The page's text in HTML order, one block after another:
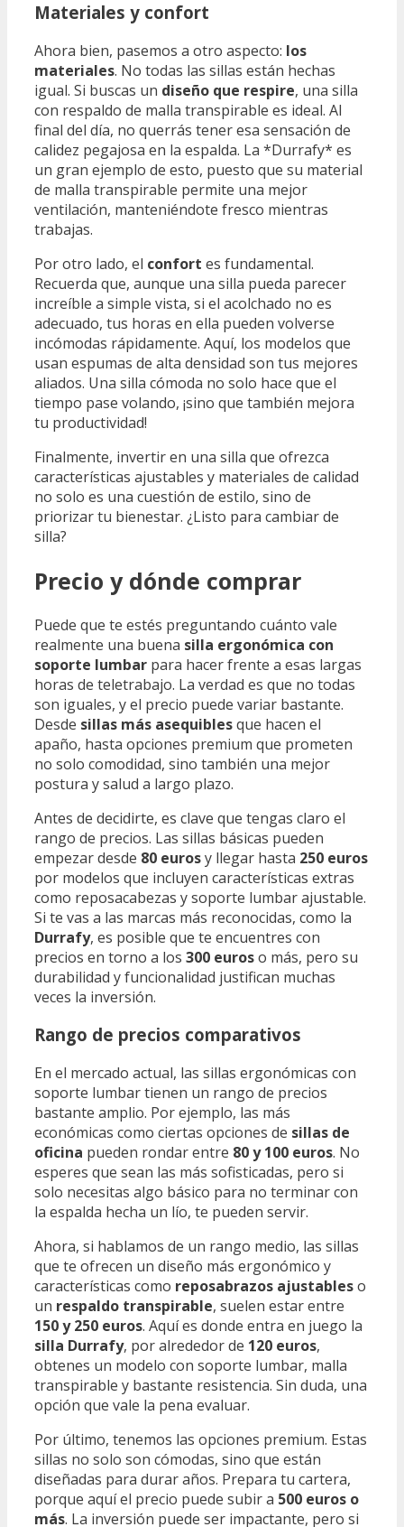
Materiales y confort
Ahora bien, pasemos a otro aspecto: los
materiales. No todas las sillas están hechas
igual. Si buscas un diseño que respire, una silla
con respaldo de malla transpirable es ideal. Al
final del día, no querrás tener esa sensación de
calidez pegajosa en la espalda. La *Durrafy* es
un gran ejemplo de esto, puesto que su material
de malla transpirable permite una mejor
ventilación, manteniéndote fresco mientras
trabajas.
Por otro lado, el confort es fundamental.
Recuerda que, aunque una silla pueda parecer
increíble a simple vista, si el acolchado no es
adecuado, tus horas en ella pueden volverse
incómodas rápidamente. Aquí, los modelos que
usan espumas de alta densidad son tus mejores
aliados. Una silla cómoda no solo hace que el
tiempo pase volando, ¡sino que también mejora
tu productividad!
Finalmente, invertir en una silla que ofrezca
características ajustables y materiales de calidad
no solo es una cuestión de estilo, sino de
priorizar tu bienestar. ¿Listo para cambiar de
silla?
Precio y dónde comprar
Puede que te estés preguntando cuánto vale
realmente una buena silla ergonómica con
soporte lumbar para hacer frente a esas largas
horas de teletrabajo. La verdad es que no todas
son iguales, y el precio puede variar bastante.
Desde sillas más asequiblesque hacen el
apaño, hasta opciones premium que prometen
no solo comodidad, sino también una mejor
postura y salud a largo plazo.
Antes de decidirte, es clave que tengas claro el
rango de precios. Las sillas básicas pueden
empezar desde 80 eurosy llegar hasta 250 euros
por modelos que incluyen características extras
como reposacabezas y soporte lumbar ajustable.
Si te vas a las marcas más reconocidas, como la
Durrafy, es posible que te encuentres con
precios en torno a los 300 euroso más, pero su
durabilidad y funcionalidad justifican muchas
veces la inversión.
Rango de precios comparativos
En el mercado actual, las sillas ergonómicas con
soporte lumbar tienen un rango de precios
bastante amplio. Por ejemplo, las más
económicas como ciertas opciones de sillas de
oficina pueden rondar entre 80 y 100 euros. No
esperes que sean las más sofisticadas, pero si
solo necesitas algo básico para no terminar con
la espalda hecha un lío, te pueden servir.
Ahora, si hablamos de un rango medio, las sillas
que te ofrecen un diseño más ergonómico y
características como reposabrazos ajustableso
un respaldo transpirable, suelen estar entre
150 y 250 euros. Aquí es donde entra en juego la
silla Durrafy, por alrededor de 120 euros,
obtenes un modelo con soporte lumbar, malla
transpirable y bastante resistencia. Sin duda, una
opción que vale la pena evaluar.
Por último, tenemos las opciones premium. Estas
sillas no solo son cómodas, sino que están
diseñadas para durar años. Prepara tu cartera,
porque aquí el precio puede subir a 500 euros o
más. La inversión puede ser impactante, pero si